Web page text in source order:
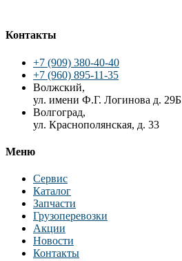
Контакты
+7 (909) 380-40-40
+7 (960) 895-11-35
Волжский,
ул. имени Ф.Г. Логинова д. 29Б
Волгоград,
ул. Краснополянская, д. 33
Меню
Сервис
Каталог
Запчасти
Грузоперевозки
Акции
Новости
Контакты